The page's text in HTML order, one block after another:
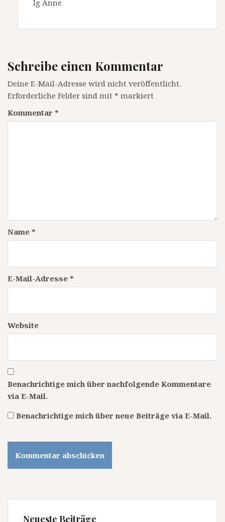
lg Anne
Schreibe einen Kommentar
Deine E-Mail-Adresse wird nicht veröffentlicht.
Erforderliche Felder sind mit * markiert
Kommentar *
Name *
E-Mail-Adresse *
Website
Benachrichtige mich über nachfolgende Kommentare
via E-Mail.
Benachrichtige mich über neue Beiträge via E-Mail.
Neueste Beiträge